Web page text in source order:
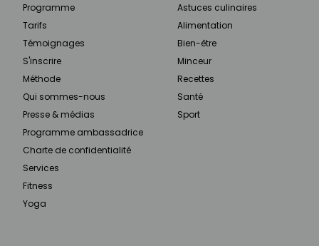
Programme
Tarifs
Témoignages
S'inscrire
Méthode
Qui sommes-nous
Presse & médias
Programme ambassadrice
Charte de confidentialité
Services
Fitness
Yoga
Astuces culinaires
Alimentation
Bien-être
Minceur
Recettes
Santé
Sport